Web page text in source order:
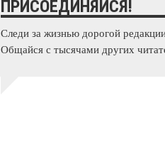
ПРИСОЕДИНЯЙСЯ!
Следи за жизнью дорогой
Общайся с тысячами других